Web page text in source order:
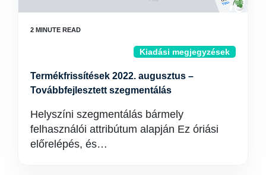
Kiadási megjegyzések
Termékfrissítések 2022. augusztus –
Továbbfejlesztett szegmentálás
Helyszíni szegmentálás bármely
felhasználói attribútum alapján Ez óriási
előrelépés, és…